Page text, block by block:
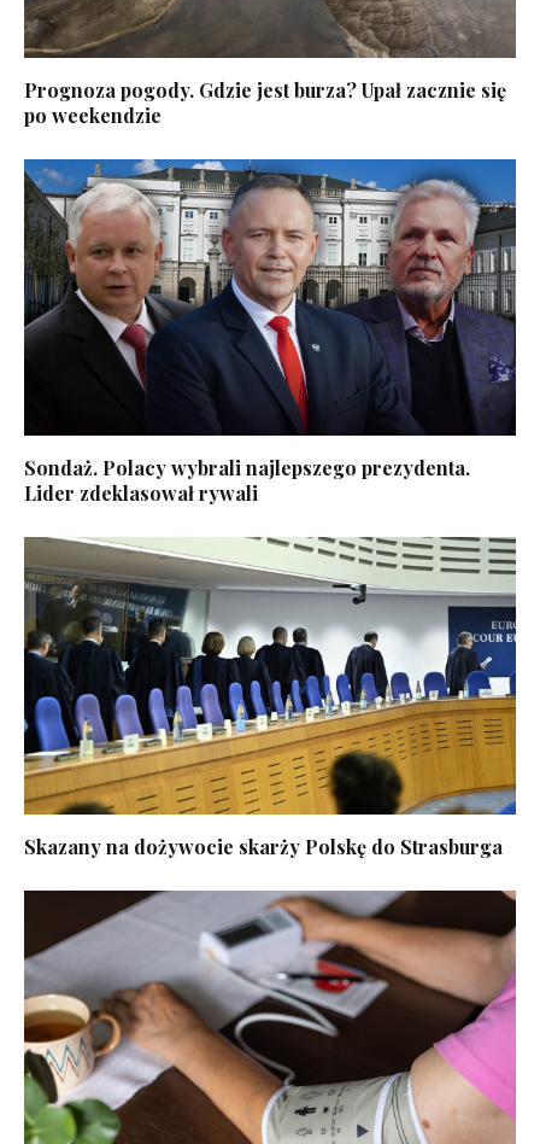
Prognoza pogody. Gdzie jest burza? Upał zacznie się
po weekendzie
Sondaż. Polacy wybrali najlepszego prezydenta.
Lider zdeklasował rywali
Skazany na dożywocie skarży Polskę do Strasburga